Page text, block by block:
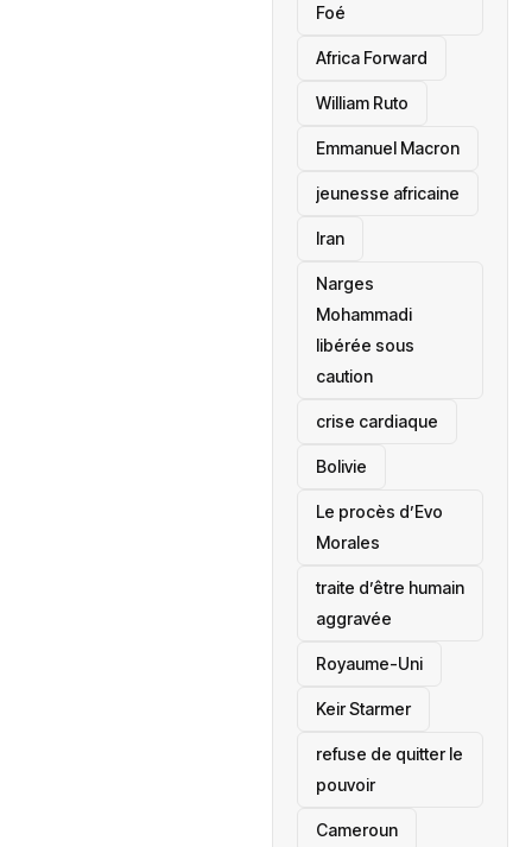
Foé
‎Africa Forward
William Ruto
Emmanuel Macron
jeunesse africaine
‎Iran
Narges
Mohammadi
libérée sous
caution
crise cardiaque
‎Bolivie
Le procès d’Evo
Morales
traite d’être humain
aggravée
‎Royaume-Uni
Keir Starmer
refuse de quitter le
pouvoir
‎Cameroun